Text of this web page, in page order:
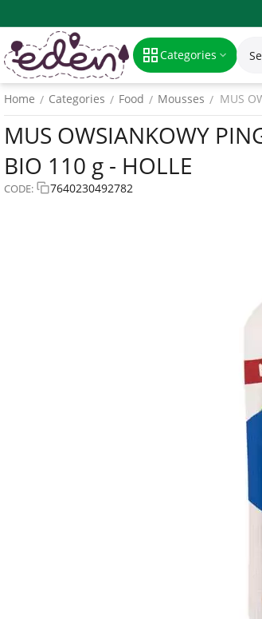
Categories
Home / Categories / Food / Mousses / MUS
MUS OWSIANKOWY
BIO 110 g - HOLLE
CODE: 7640230492782